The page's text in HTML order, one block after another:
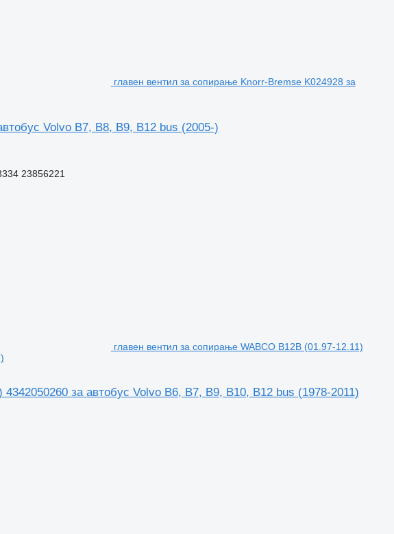
главен вентил за сопирање Knorr-Bremse K024928 за
Volvo B7, B8, B9, B12 bus (2005-)
23856221
главен вентил за сопирање WABCO B12B (01.97-12.11)
за автобус Volvo B6, B7, B9, B10, B12 bus (1978-2011)